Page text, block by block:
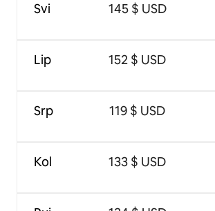
Svi
Lip
Srp
Kol
145 $ USD
152 $ USD
119 $ USD
133 $ USD